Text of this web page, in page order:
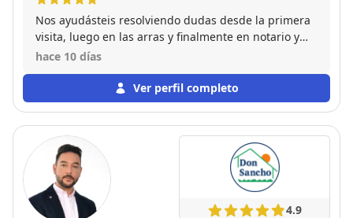
Nos ayudásteis resolviendo dudas desde la primera
visita, luego en las arras y finalmente en notario y
estamos muy agradecidos
hace 10 días
Ver perfil completo
4.9